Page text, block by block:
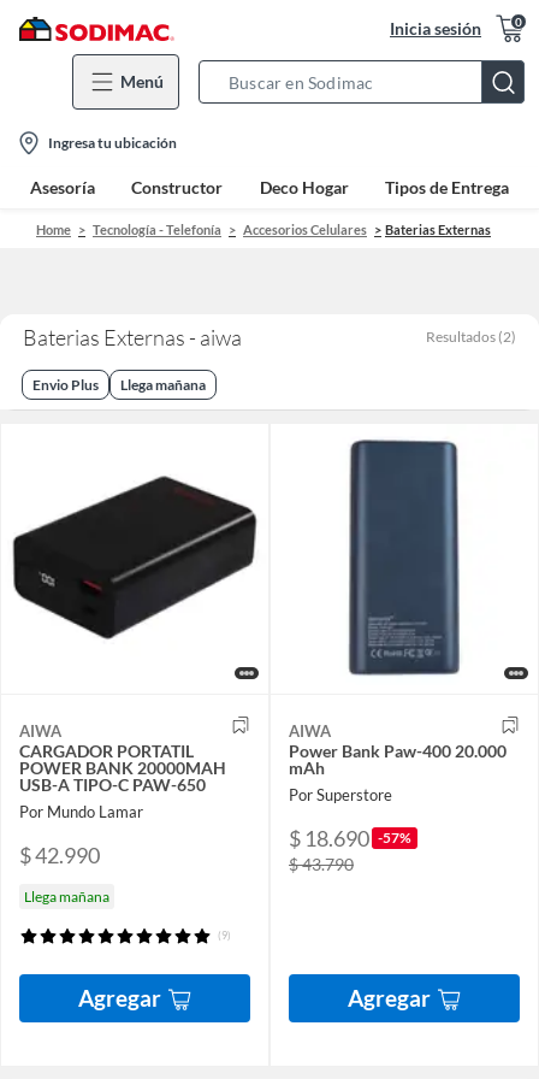
Inicia sesión 0
Menú
Bar
location-
icon
Ingresa tu ubicación
Asesoría Constructor Deco Hogar Tipos de Entrega
Home Tecnología - Telefonía Accesorios Celulares Baterias Externas
Baterias Externas - aiwa Resultados (2)
Envio Plus Llega mañana
AIWA
CARGADOR PORTATIL
POWER BANK 20000MAH
USB-A TIPO-C PAW-650
Por Mundo Lamar
$ 42.990
Llega mañana
(9)
Agregar
AIWA
Power Bank Paw-400 20.000
mAh
Por Superstore
$ 18.690 -57%
$ 43.790
Agregar